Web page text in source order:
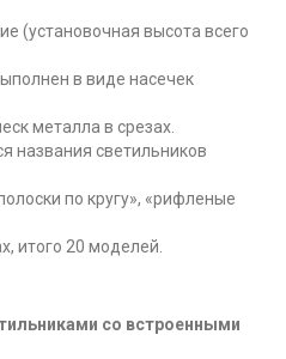
(установочная высота всего
в виде насечек
металла в срезах.
названия светильников
по кругу», «рифленые
итого 20 моделей.
со встроенными